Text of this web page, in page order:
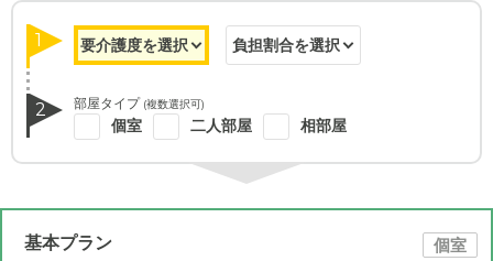
1
2 部屋タイプ (複数選択可)
個室 二人部屋 相部屋
基本プラン 個室